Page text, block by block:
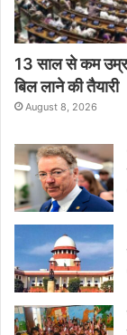
13 साल से कम
बिल लाने की तैयारी
August 8, 2026